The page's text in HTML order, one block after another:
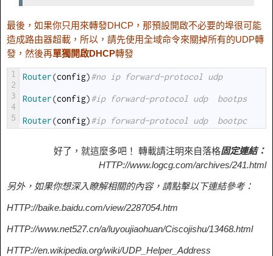
最後，如果你只用來轉發DHCP，那預設開啟不必要的埠很可能
造成路由器超載，所以，請先使用全域命令來關掉所有的UDP轉
發，然後再單獨開啟DHCP轉發
1
2
3
4
5
Router(config)#no ip forward-protocol udp
Router(config)#ip forward-protocol udp  bootps
Router(config)#ip forward-protocol udp  bootpc
好了，就這麼多吧！ 轉載請注明來自落格固定連結：
HTTP://www.logcg.com/archives/241.html
另外，如果你想深入瞭解相關的內容，請點擊以下連結參考：
HTTP://baike.baidu.com/view/2287054.htm
HTTP://www.net527.cn/a/luyoujiaohuan/Ciscojishu/13468.html
HTTP://en.wikipedia.org/wiki/UDP_Helper_Address